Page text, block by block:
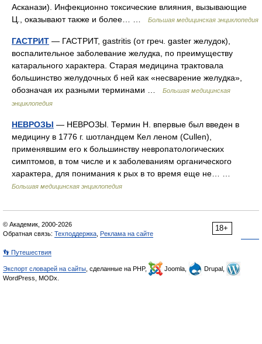
Асканази). Инфекционно токсические влияния, вызывающие
Ц., оказывают также и более… …
Большая медицинская энциклопедия
ГАСТРИТ — ГАСТРИТ, gastritis (от греч. gaster желудок),
воспалительное заболевание желудка, по преимуществу
катарального характера. Старая медицина трактовала
большинство желудочных б ней как «несварение желудка»,
обозначая их разными терминами …
Большая медицинская
энциклопедия
НЕВРОЗЫ — НЕВРОЗЫ. Термин Н. впервые был введен в
медицину в 1776 г. шотландцем Кел леном (Cullen),
применявшим его к большинству невропатологических
симптомов, в том числе и к заболеваниям органического
характера, для понимания к рых в то время еще не… …
Большая медицинская энциклопедия
18+
© Академик, 2000-2026
Обратная связь: Техподдержка Реклама на сайте
👣 Путешествия
Экспорт словарей на сайты , сделанные на PHP, Joomla,
Drupal,
WordPress, MODx.